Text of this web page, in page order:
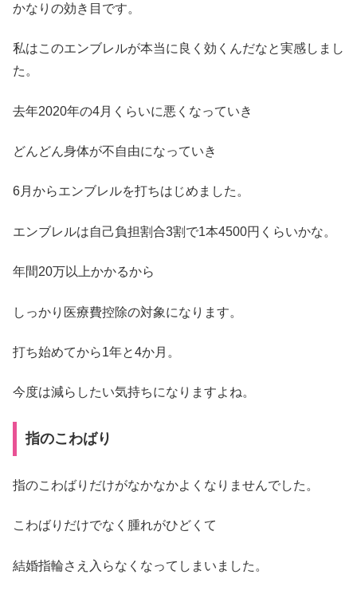
かなりの効き目です。
私はこのエンブレルが本当に良く効くんだなと実感しまし
た。
去年2020年の4月くらいに悪くなっていき
どんどん身体が不自由になっていき
6月からエンブレルを打ちはじめました。
エンブレルは自己負担割合3割で1本4500円くらいかな。
年間20万以上かかるから
しっかり医療費控除の対象になります。
打ち始めてから1年と4か月。
今度は減らしたい気持ちになりますよね。
指のこわばり
指のこわばりだけがなかなかよくなりませんでした。
こわばりだけでなく腫れがひどくて
結婚指輪さえ入らなくなってしまいました。